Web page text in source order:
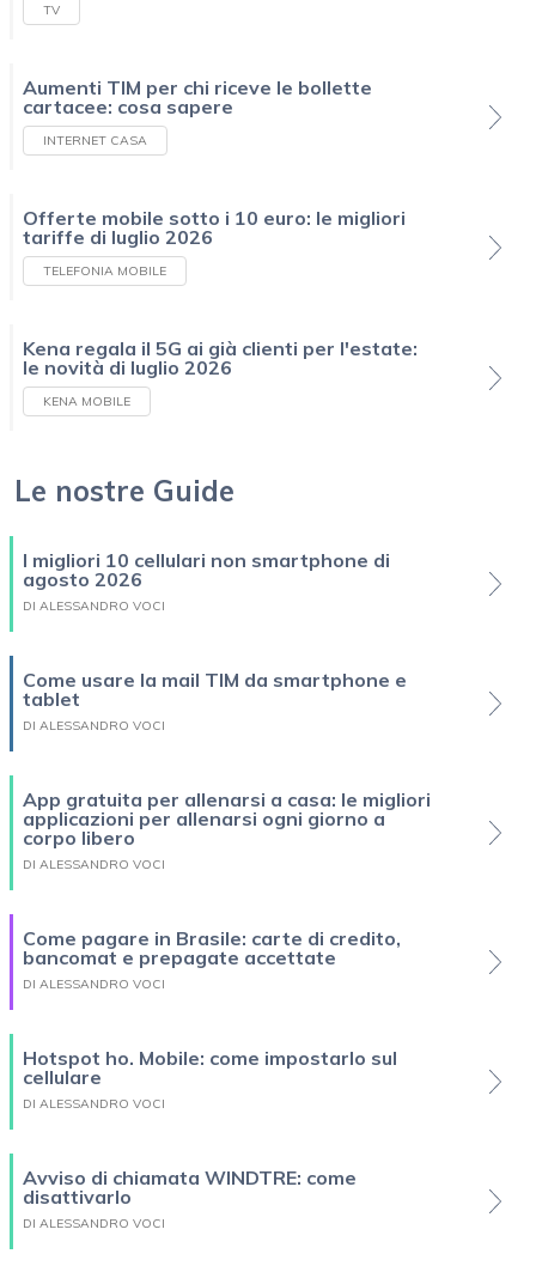
TV
Aumenti TIM per chi riceve le bollette
cartacee: cosa sapere
INTERNET CASA
Offerte mobile sotto i 10 euro: le migliori
tariffe di luglio 2026
TELEFONIA MOBILE
Kena regala il 5G ai già clienti per l'estate:
le novità di luglio 2026
KENA MOBILE
Le nostre Guide
I migliori 10 cellulari non smartphone di
agosto 2026
DI ALESSANDRO VOCI
Come usare la mail TIM da smartphone e
tablet
DI ALESSANDRO VOCI
App gratuita per allenarsi a casa: le migliori
applicazioni per allenarsi ogni giorno a
corpo libero
DI ALESSANDRO VOCI
Come pagare in Brasile: carte di credito,
bancomat e prepagate accettate
DI ALESSANDRO VOCI
Hotspot ho. Mobile: come impostarlo sul
cellulare
DI ALESSANDRO VOCI
Avviso di chiamata WINDTRE: come
disattivarlo
DI ALESSANDRO VOCI